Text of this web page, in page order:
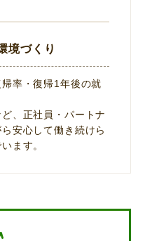
境づくり
率・復帰1年後の就
、正社員・パートナ
安心して働き続けら
ます。